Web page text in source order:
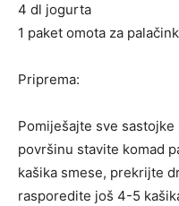
4 dl jogurta
1 paket omota za
Priprema:
Pomiješajte sve
površinu stavite komad
kašika smese, prekrijte
rasporedite još 4-5